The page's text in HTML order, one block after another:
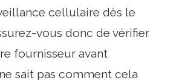
cellulaire dès le
vous donc de vérifier
fournisseur avant
sait pas comment cela